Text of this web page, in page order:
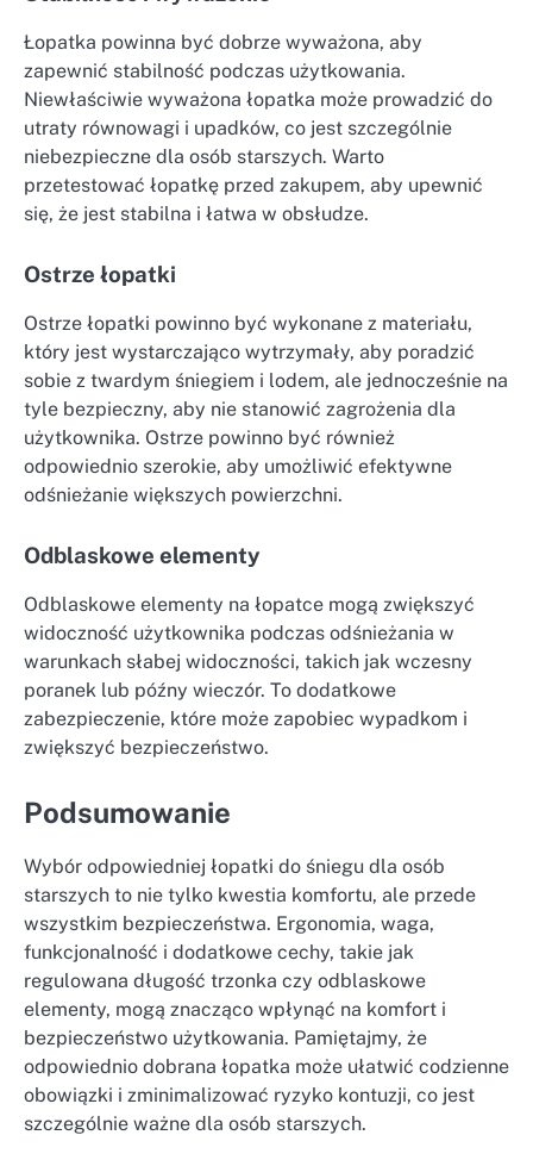
Łopatka powinna być dobrze wyważona, aby
zapewnić stabilność podczas użytkowania.
Niewłaściwie wyważona łopatka może prowadzić do
utraty równowagi i upadków, co jest szczególnie
niebezpieczne dla osób starszych. Warto
przetestować łopatkę przed zakupem, aby upewnić
się, że jest stabilna i łatwa w obsłudze.
Ostrze łopatki
Ostrze łopatki powinno być wykonane z materiału,
który jest wystarczająco wytrzymały, aby poradzić
sobie z twardym śniegiem i lodem, ale jednocześnie na
tyle bezpieczny, aby nie stanowić zagrożenia dla
użytkownika. Ostrze powinno być również
odpowiednio szerokie, aby umożliwić efektywne
odśnieżanie większych powierzchni.
Odblaskowe elementy
Odblaskowe elementy na łopatce mogą zwiększyć
widoczność użytkownika podczas odśnieżania w
warunkach słabej widoczności, takich jak wczesny
poranek lub późny wieczór. To dodatkowe
zabezpieczenie, które może zapobiec wypadkom i
zwiększyć bezpieczeństwo.
Podsumowanie
Wybór odpowiedniej łopatki do śniegu dla osób
starszych to nie tylko kwestia komfortu, ale przede
wszystkim bezpieczeństwa. Ergonomia, waga,
funkcjonalność i dodatkowe cechy, takie jak
regulowana długość trzonka czy odblaskowe
elementy, mogą znacząco wpłynąć na komfort i
bezpieczeństwo użytkowania. Pamiętajmy, że
odpowiednio dobrana łopatka może ułatwić codzienne
obowiązki i zminimalizować ryzyko kontuzji, co jest
szczególnie ważne dla osób starszych.